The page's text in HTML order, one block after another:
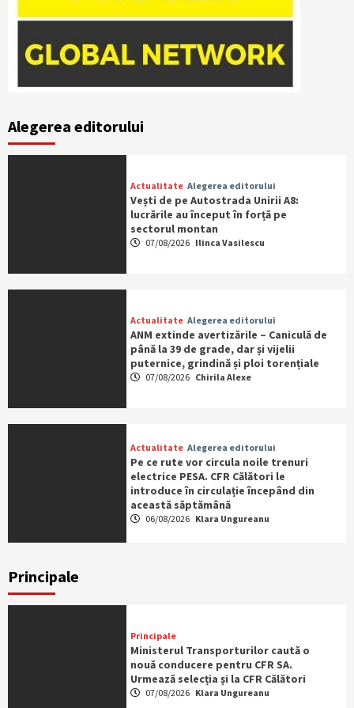
Alegerea editorului
Actualitate Alegerea editorului
Vești de pe Autostrada Unirii A8:
lucrările au început în forță pe
sectorul montan
07/08/2026 Ilinca Vasilescu
Actualitate Alegerea editorului
ANM extinde avertizările – Caniculă de
până la 39 de grade, dar și vijelii
puternice, grindină și ploi torențiale
07/08/2026 Chirila Alexe
Actualitate Alegerea editorului
Pe ce rute vor circula noile trenuri
electrice PESA. CFR Călători le
introduce în circulație începând din
această săptămână
06/08/2026 Klara Ungureanu
Principale
Principale
Ministerul Transporturilor caută o
nouă conducere pentru CFR SA.
Urmează selecția și la CFR Călători
07/08/2026 Klara Ungureanu